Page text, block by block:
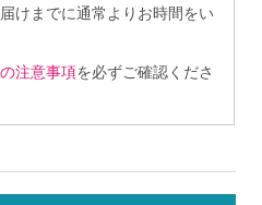
けまでに通常よりお時間をい
注意事項を必ずご確認くださ